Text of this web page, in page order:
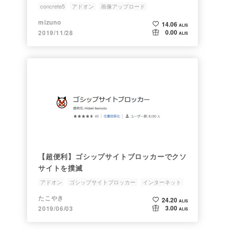
concrete5 アドオン 画像アップロード
mizuno
2019/11/28
14.06 ALIS
0.00 ALIS
【超便利】ゴシップサイトブロッカーでクソ
サイトを撲滅
アドオン ゴシップサイトブロッカー
インターネット
Google
たこやき
2019/06/03
24.20 ALIS
3.00 ALIS